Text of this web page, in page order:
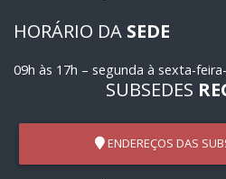
HORÁRIO DA SEDE
09h às 17h – segunda à sexta-
SUBSEDES
ENDEREÇOS DAS